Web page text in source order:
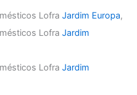
LofraJardim Europa,
LofraJardim
LofraJardim